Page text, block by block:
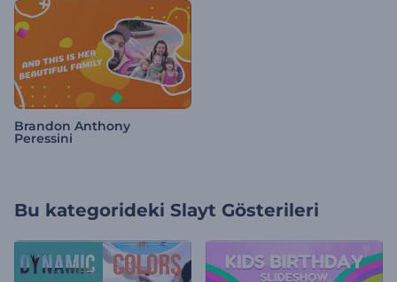
Brandon Anthony
Peressini
Bu kategorideki Slayt Gösterileri